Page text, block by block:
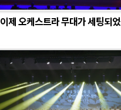
이제 오케스트라 무대가 세팅되